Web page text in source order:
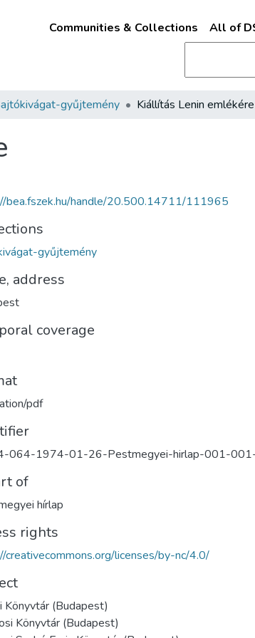
Communities & Collections All of
gyűjtemény Kiállítás Lenin emlékére
bea.fszek.hu/handle/20.500.14711/111965
gyűjtemény
address
coverage
pdf
064-1974-01-26-Pestmegyei-hirlap-001-
of
hírlap
rights
creativecommons.org/licenses/by-nc/4.0/
Könyvtár (Budapest)
Könyvtár (Budapest)